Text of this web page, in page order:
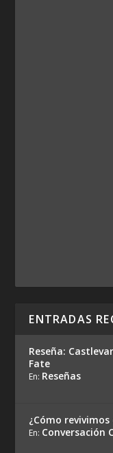
ENTRADAS
Reseña:
Fate
En: Reseñas
¿Cómo
En: Conversación